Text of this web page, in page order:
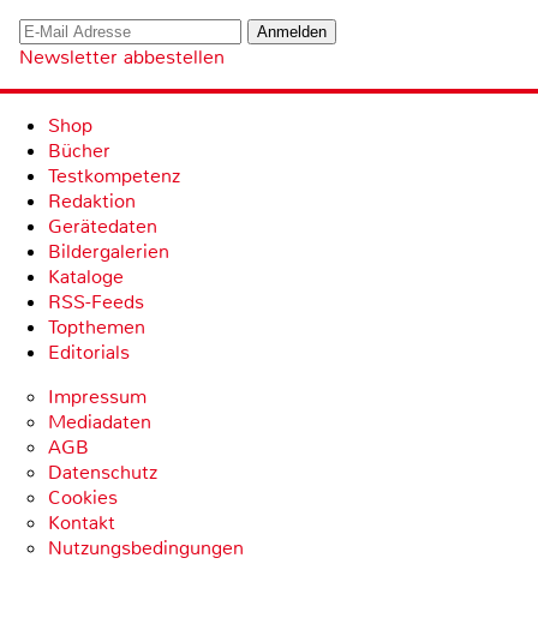
Newsletter abbestellen
Shop
Bücher
Testkompetenz
Redaktion
Gerätedaten
Bildergalerien
Kataloge
RSS-Feeds
Topthemen
Editorials
Impressum
Mediadaten
AGB
Datenschutz
Cookies
Kontakt
Nutzungsbedingungen